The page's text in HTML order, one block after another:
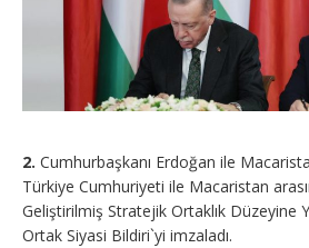
2. Cumhurbaşkanı Erdoğan ile
Türkiye Cumhuriyeti ile Macaristan
Geliştirilmiş Stratejik Ortaklık Düzeyine
Ortak Siyasi Bildiri`yi imzaladı.